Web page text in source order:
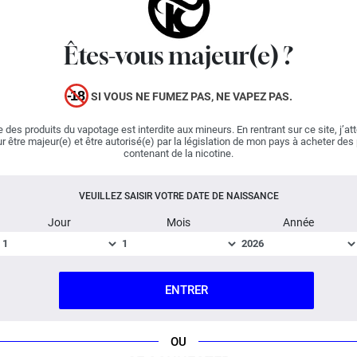
Êtes-vous majeur(e) ?
SI VOUS NE FUMEZ PAS, NE VAPEZ PAS.
des produits du vapotage est interdite aux mineurs. En rentrant sur ce site,
être majeur(e) et être autorisé(e) par la législation de mon pays à acheter
contenant de la nicotine.
VEUILLEZ SAISIR VOTRE DATE DE NAISSANCE
Jour Mois Année
ENTRER
OU
destiné à la fabrication d'e-liquides DIY.
FABRIQUÉ EN FRANCE PAR REVOLUTE. VENDU EN
FLACON PLASTIQUE DE 10 ML AVEC BEC
LES CONSEILS DE DOSAGE CI-DESSOUS
CONCERNENT UN DOSAGE 50% PG / 50% VG.
AJOUTEZ UN PEU D'ARÔME SI VOTRE TAUX DE VG
Dosage conseillé pour un flacon de 10 ml : à
Le Concentré Umami High-End ne peut pas
être vapé directement, il est conçu pour
être dilué dans une base DIY.